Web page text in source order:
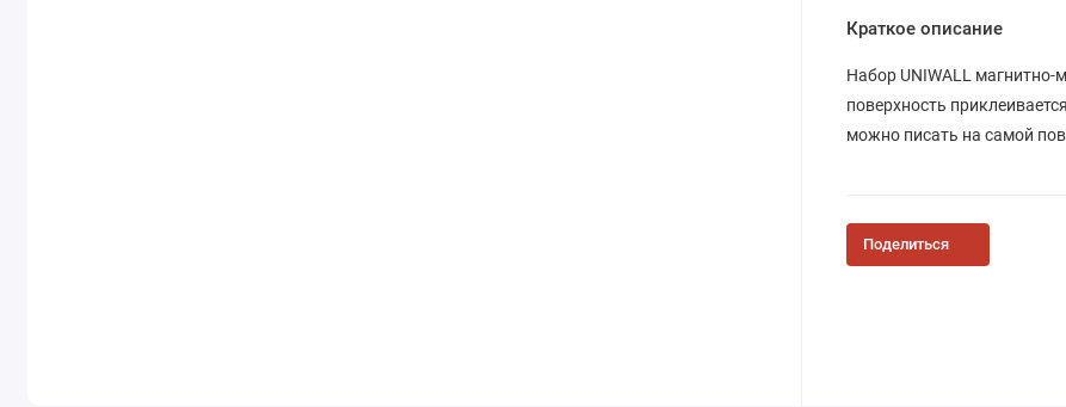
Краткое описание
Набор UNIWALL магнитно-
поверхность
можно писать на самой
Поделиться